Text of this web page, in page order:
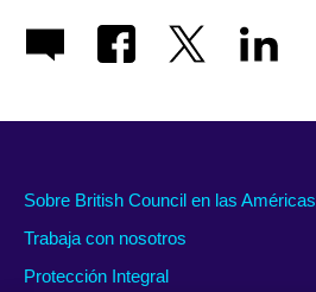
Sobre British Council en las Américas
Trabaja con nosotros
Protección Integral